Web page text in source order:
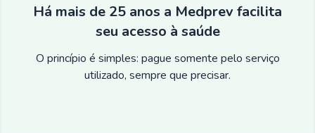
Há mais de 25 anos a Medprev facilita
seu acesso à saúde
O princípio é simples: pague somente pelo serviço
utilizado, sempre que precisar.